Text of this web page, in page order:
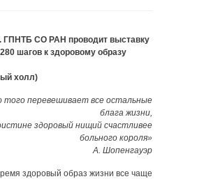
ГПНТБ СО РАН проводит выставку
шагов к здоровому образу
холл)
того перевешивает все остальные
блага жизни,
здоровый нищий счастливее
больного короля»
А. Шопенгауэр
здоровый образ жизни все чаще